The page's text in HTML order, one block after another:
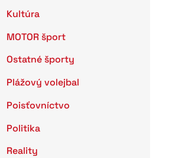
Kultúra
MOTOR šport
Ostatné športy
Plážový volejbal
Poisťovníctvo
Politika
Reality